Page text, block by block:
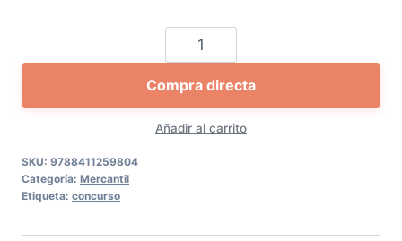
Calificación
del
concurso
cantidad
Añadir al carrito
Compra directa
SKU: 9788411259804
Categoría: Mercantil
Etiqueta: concurso